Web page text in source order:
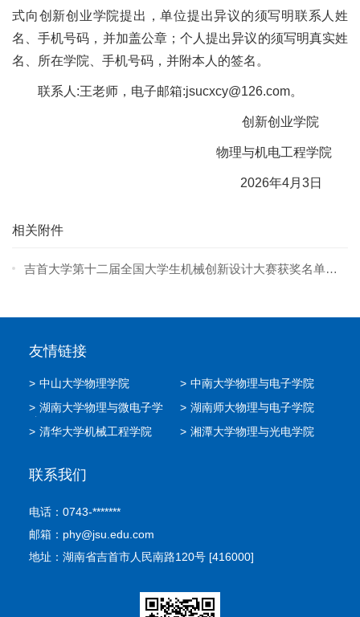
式向创新创业学院提出，单位提出异议的须写明联系人姓
名、手机号码，并加盖公章；个人提出异议的须写明真实姓
名、所在学院、手机号码，并附本人的签名。
联系人:王老师，电子邮箱:jsucxcy@126.com。
创新创业学院
物理与机电工程学院
2026年4月3日
相关附件
吉首大学第十二届全国大学生机械创新设计大赛获奖名单
友情链接
> 中山大学物理学院 > 中南大学物理与电子学院
> 湖南大学物理与微电子学
> 湖南师大物理与电子学院
> 清华大学机械工程学院 > 湘潭大学物理与光电学院
联系我们
电话：0743-*******
邮箱：phy@jsu.edu.com
地址：湖南省吉首市人民南路120号 [416000]